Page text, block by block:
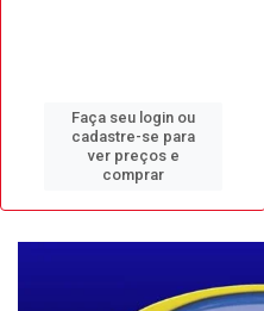
Faça seu login ou
cadastre-se para
ver preços e
comprar